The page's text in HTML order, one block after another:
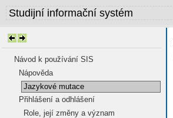
Návod k používání SIS
Nápověda
Jazykové mutace
Přihlášení a odhlášení
Role, její změny a význam